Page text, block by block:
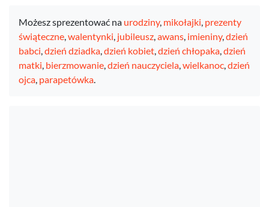
Możesz sprezentować na urodziny, mikołajki, prezenty
świąteczne,walentynki, jubileusz,awans, imieniny,dzień
babci,dzień dziadka,dzień kobiet,dzień chłopaka,dzień
matki, bierzmowanie,dzień nauczyciela,wielkanoc,dzień
ojca, parapetówka.